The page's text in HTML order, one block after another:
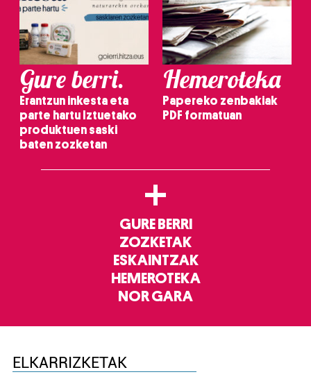
Gure berri.
Erantzun inkesta eta
parte hartu Iztuetako
produktuen saski
baten zozketan
Hemeroteka
Papereko zenbakiak
PDF formatuan
+
GURE BERRI
ZOZKETAK
ESKAINTZAK
HEMEROTEKA
NOR GARA
ELKARRIZKETAK